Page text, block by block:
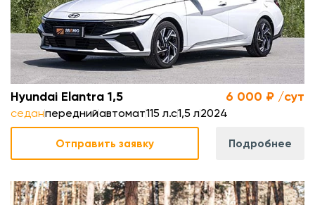
Hyundai Elantra 1,5 6 000 ₽ /сут
седанпереднийавтомат115 л.с1,5 л2024
Отправить заявку Подробнее